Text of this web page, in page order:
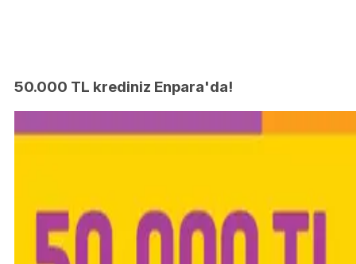
50.000 TL krediniz Enpara'da!